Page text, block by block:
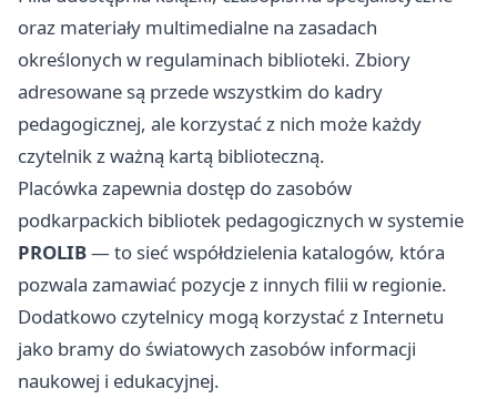
oraz materiały multimedialne na zasadach
określonych w regulaminach biblioteki. Zbiory
adresowane są przede wszystkim do kadry
pedagogicznej, ale korzystać z nich może każdy
czytelnik z ważną kartą biblioteczną.
Placówka zapewnia dostęp do zasobów
podkarpackich bibliotek pedagogicznych w systemie
PROLIB— to sieć współdzielenia katalogów, która
pozwala zamawiać pozycje z innych filii w regionie.
Dodatkowo czytelnicy mogą korzystać z Internetu
jako bramy do światowych zasobów informacji
naukowej i edukacyjnej.